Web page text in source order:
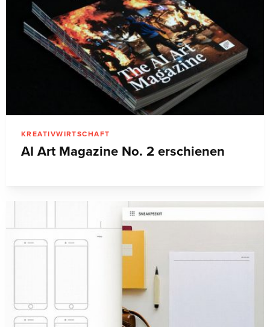
KREATIVWIRTSCHAFT
AI Art Magazine No. 2 erschienen